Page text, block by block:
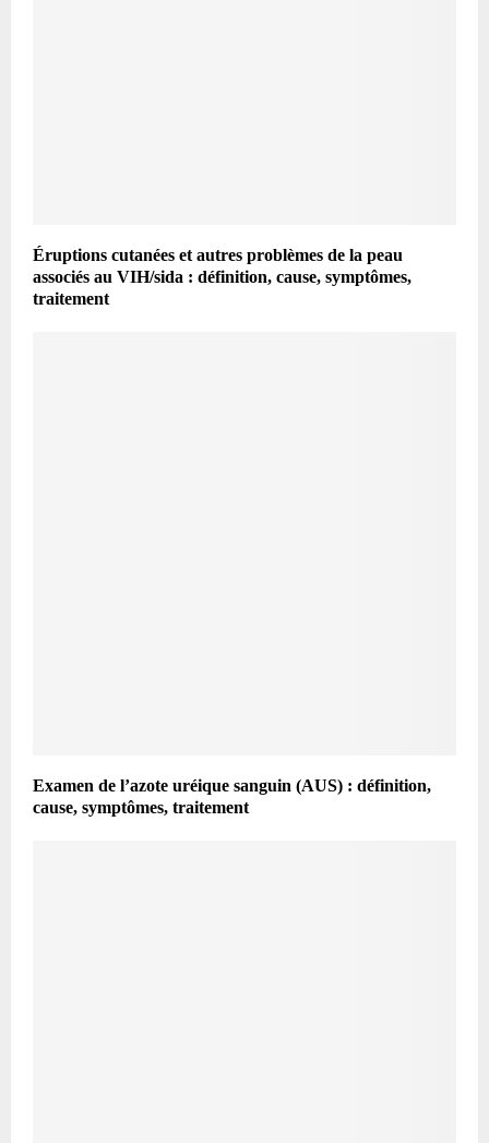
Éruptions cutanées et autres problèmes de la peau
associés au VIH/sida : définition, cause, symptômes,
traitement
Examen de l’azote uréique sanguin (AUS) : définition,
cause, symptômes, traitement